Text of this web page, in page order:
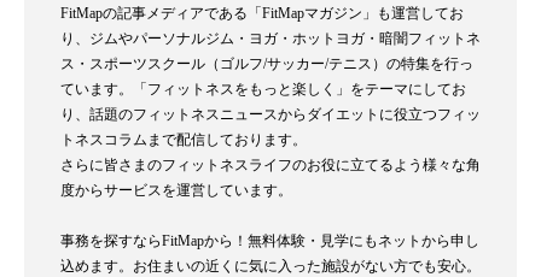
FitMapの記事メディアである「FitMapマガジン」も運営してお
り、ジムやパーソナルジム・ヨガ・ホットヨガ・暗闇フィットネ
ス・スポーツスクール（ゴルフ/サッカー/テニス）の特集を行っ
ています。「フィットネスをもっと楽しく」をテーマにしてお
り、話題のフィットネスニュースからダイエットに役立つフィッ
トネスコラムまで配信しております。
さらに皆さまのフィットネスライフのお役に立てるよう様々な角
度からサービスを運営しています。
事務を探すならFitMapから！無料体験・見学にもネットから申し
込めます。お住まいの近くに気に入った施設がない方でも安心。